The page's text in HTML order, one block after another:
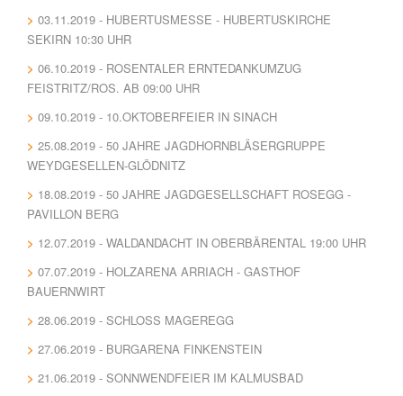
03.11.2019 - HUBERTUSMESSE - HUBERTUSKIRCHE
SEKIRN 10:30 UHR
06.10.2019 - ROSENTALER ERNTEDANKUMZUG
FEISTRITZ/ROS. AB 09:00 UHR
09.10.2019 - 10.OKTOBERFEIER IN SINACH
25.08.2019 - 50 JAHRE JAGDHORNBLÄSERGRUPPE
WEYDGESELLEN-GLÖDNITZ
18.08.2019 - 50 JAHRE JAGDGESELLSCHAFT ROSEGG -
PAVILLON BERG
12.07.2019 - WALDANDACHT IN OBERBÄRENTAL 19:00 UHR
07.07.2019 - HOLZARENA ARRIACH - GASTHOF
BAUERNWIRT
28.06.2019 - SCHLOSS MAGEREGG
27.06.2019 - BURGARENA FINKENSTEIN
21.06.2019 - SONNWENDFEIER IM KALMUSBAD